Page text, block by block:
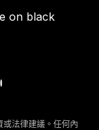
法律建議。任何內